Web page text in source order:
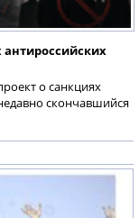
о санкциях
скончавшийся